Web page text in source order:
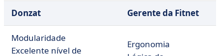
Donzat Gerente da Fitnet
Modularidade
Excelente nível de
Ergonomia